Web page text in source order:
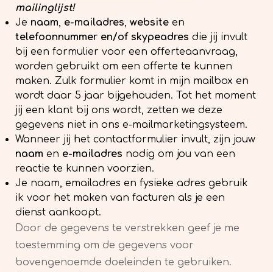
mailinglijst!
Je naam, e-mailadres, website en
telefoonnummer en/of skypeadres die jij invult
bij een formulier voor een offerteaanvraag,
worden gebruikt om een offerte te kunnen
maken. Zulk formulier komt in mijn mailbox en
wordt daar 5 jaar bijgehouden. Tot het moment
jij een klant bij ons wordt, zetten we deze
gegevens niet in ons e-mailmarketingsysteem.
Wanneer jij het contactformulier invult, zijn jouw
naam en e-mailadres nodig om jou van een
reactie te kunnen voorzien.
Je naam, emailadres en fysieke adres gebruik
ik voor het maken van facturen als je een
dienst aankoopt.
Door de gegevens te verstrekken geef je me
toestemming om de gegevens voor
bovengenoemde doeleinden te gebruiken.